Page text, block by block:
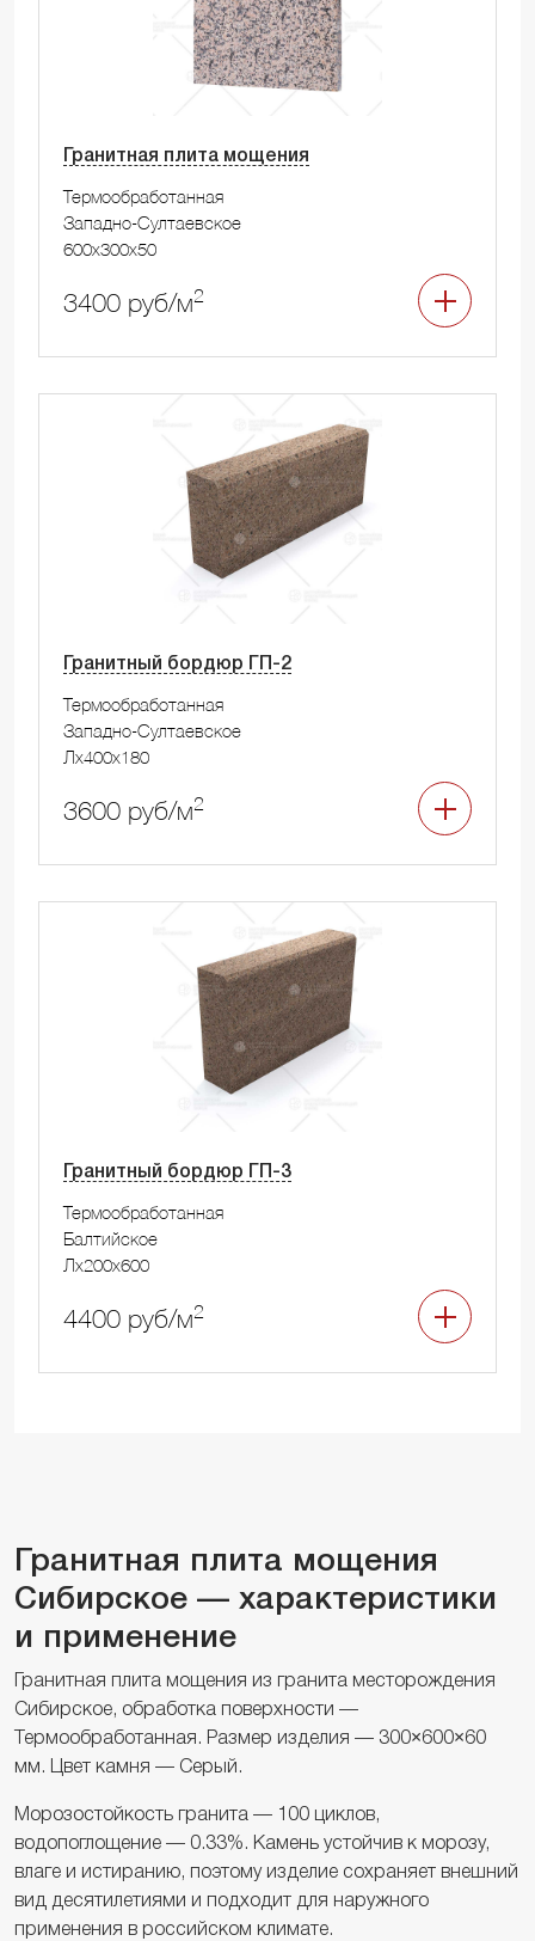
Гранитная плита мощения
Термообработанная
Западно-Султаевское
600x300x50
3400 руб/м2
Гранитный бордюр ГП-2
Термообработанная
Западно-Султаевское
Лx400x180
3600 руб/м2
Гранитный бордюр ГП-3
Термообработанная
Балтийское
Лx200x600
4400 руб/м2
Гранитная плита мощения
Сибирское — характеристики
и применение
Гранитная плита мощения из гранита месторождения
Сибирское, обработка поверхности —
Термообработанная. Размер изделия — 300×600×60
мм. Цвет камня — Серый.
Морозостойкость гранита — 100 циклов,
водопоглощение — 0.33%. Камень устойчив к морозу,
влаге и истиранию, поэтому изделие сохраняет внешний
вид десятилетиями и подходит для наружного
применения в российском климате.